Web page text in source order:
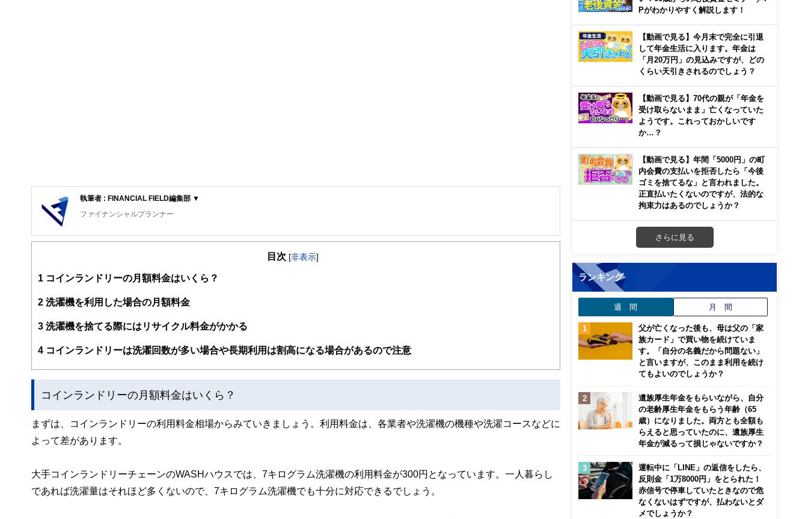
執筆者 : FINANCIAL FIELD編集部 ▼
ファイナンシャルプランナー
FinancialField編集部は、金融、経済に関する記事を、日々の暮らしにどのような影響を与えるかという視点で、お金の知識がない方でも理解でき
案から記事掲載まですべての工程に関わることで、読者目線のコンテンツを追求しています。
FinancialFieldの特徴は、ファイナンシャルプランナー、弁護士、税理士、宅地建物取引士、相続診断士、住宅ローンアドバイザー、DCプランナ
ー、公認会計士、社会保険労務士、行政書士、投資アナリスト、キャリアコンサルタントなど150名以上の有資格者を執筆者・監修者として迎
と、読み応えのあるコンテンツと確かな情報発信を実現しています。
私たちは、快適でより良い生活のアイデアを提供するお金のコンシェルジュを目指します。
目次 [非表示]
1 コインランドリーの月額料金はいくら？
2 洗濯機を利用した場合の月額料金
3 洗濯機を捨てる際にはリサイクル料金がかかる
4 コインランドリーは洗濯回数が多い場合や長期利用は割高になる場合があるので注意
コインランドリーの月額料金はいくら？
まずは、コインランドリーの利用料金相場からみていきましょう。利用料金は、各業者や洗濯機の機種や洗濯コースなどに
よって差があります。
大手コインランドリーチェーンのWASHハウスでは、7キログラム洗濯機の利用料金が300円となっています。一人暮らし
であれば洗濯量はそれほど多くないので、7キログラム洗濯機でも十分に対応できるでしょう。
Pがわかりやすく解説します！
【動画で見る】今月末で完全に引退
して年金生活に入ります。年金は
「月20万円」の見込みですが、どの
くらい天引きされるのでしょう？
【動画で見る】70代の親が「年金を
受け取らないまま」亡くなっていた
ようです。これっておかしいです
か…？
【動画で見る】年間「5000円」の町
内会費の支払いを拒否したら「今後
ゴミを捨てるな」と言われました。
正直払いたくないのですが、法的な
拘束力はあるのでしょうか？
さらに見る
ランキング
週 間 月 間
父が亡くなった後も、母は父の「家
族カード」で買い物を続けていま
す。「自分の名義だから問題ない」
と言いますが、このまま利用を続け
てもよいのでしょうか？
遺族厚生年金をもらいながら、自分
の老齢厚生年金をもらう年齢（65
歳）になりました。両方とも全額も
らえると思っていたのに、遺族厚生
年金が減るって損じゃないですか？
運転中に「LINE」の返信をしたら、
反則金「1万8000円」をとられた！
赤信号で停車していたときなので危
なくないはずですが、払わないとダ
メでしょうか？